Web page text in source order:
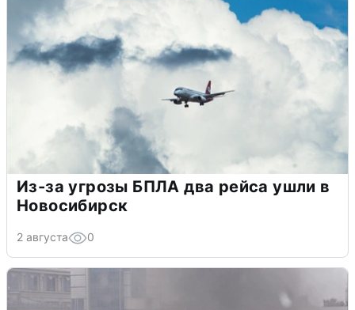
Из-за угрозы БПЛА два рейса ушли в
Новосибирск
2 августа 0